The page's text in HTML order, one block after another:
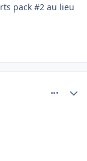
pack #2 au lieu